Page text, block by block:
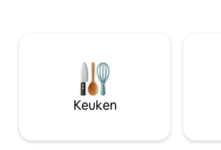
Beach. Ook binnen een straal van 1 km
van de beroemdste restaurants en
eetkraampjes in Kuala Trg.
er is een oprijplaat voor rolstoelen
Keuken